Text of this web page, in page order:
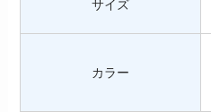
サイズ
カラー